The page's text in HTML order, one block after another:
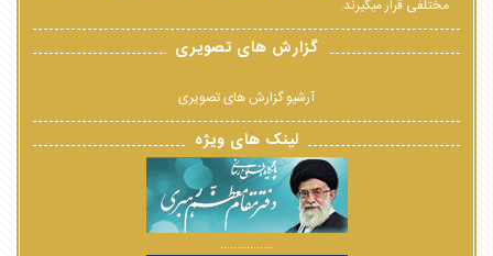
مختلفی قرار میگیرند.
گزارش های تصویری
آرشیو گزارش های تصویری
لینک های ویژه
................